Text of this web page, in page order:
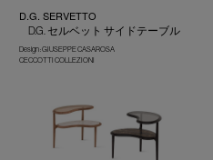
D.G. SERVETTO
D.G. セルベット サイドテーブル
Design : GIUSEPPE CASAROSA
CECCOTTI COLLEZIONI